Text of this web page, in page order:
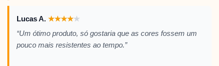
Lucas A. ★★★★★
“Um ótimo produto, só gostaria que as cores fossem um
pouco mais resistentes ao tempo.”